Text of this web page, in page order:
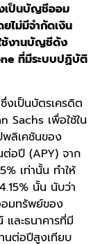
เป็นบัญชีออม
ไม่มีจำกัดเงิน
ช้งานบัญชีดัง
ที่มีระบบปฏิบัติ
งเป็นบัตรเครดิต
Sachs เพื่อใช้ใน
พลิเคชันของ
อปี (APY) จาก
เท่านั้น ทำให้
นั้น นับว่า
มทรัพย์ของ
ละธนาคารที่มี
นต่อปีสูงเทียบ